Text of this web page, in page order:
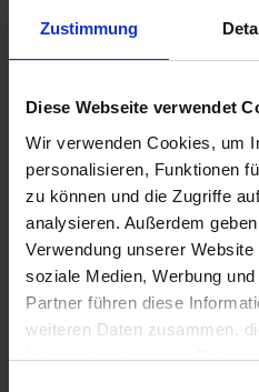
Zustimmung
Diese Webseite verwendet
Wir verwenden Cookies, um
personalisieren, Funktionen
zu können und die Zugriffe
analysieren. Außerdem
Verwendung unserer
soziale Medien, Werbung
Partner führen diese
weiteren Daten zusammen,
haben oder die sie im
Substral Der Robuste
Artikel-Nr.: 7001574-02-cfg
Ähnliche Produkte